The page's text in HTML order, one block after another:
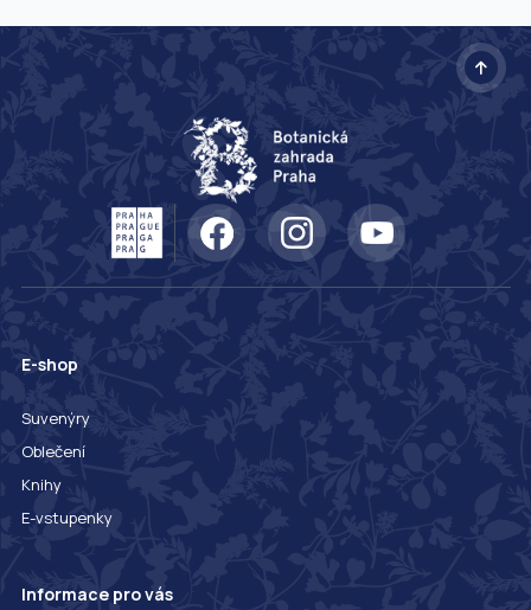
E-shop
Suvenýry
Oblečení
Knihy
E-vstupenky
Informace pro vás